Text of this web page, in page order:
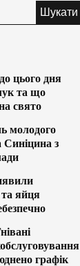
цього дня
та що
свято
молодого
Синіцина з
та яйця
графік